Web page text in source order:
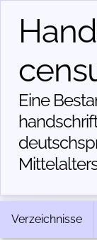
Eine
Verzeichnisse